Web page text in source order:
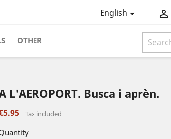
English 
OTHER
L'AEROPORT. Busca i aprèn.
Tax included
Quantity